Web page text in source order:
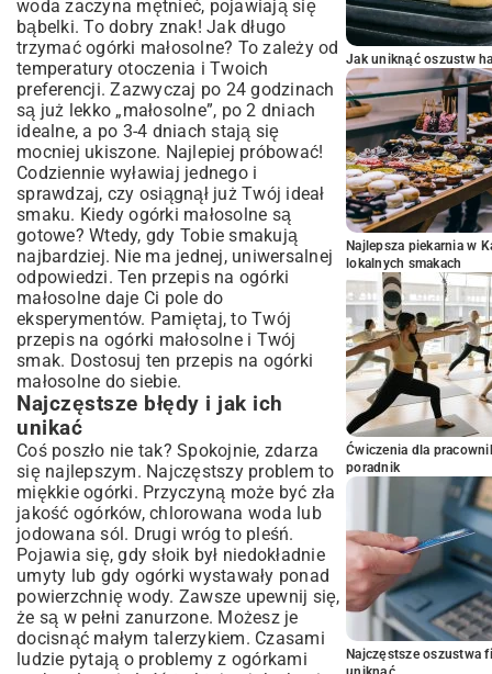
woda zaczyna mętnieć, pojawiają się
bąbelki. To dobry znak! Jak długo
trzymać ogórki małosolne? To zależy od
temperatury otoczenia i Twoich
preferencji. Zazwyczaj po 24 godzinach
są już lekko „małosolne”, po 2 dniach
idealne, a po 3-4 dniach stają się
mocniej ukiszone. Najlepiej próbować!
Codziennie wyławiaj jednego i
sprawdzaj, czy osiągnął już Twój ideał
smaku. Kiedy ogórki małosolne są
gotowe? Wtedy, gdy Tobie smakują
najbardziej. Nie ma jednej, uniwersalnej
odpowiedzi. Ten przepis na ogórki
małosolne daje Ci pole do
eksperymentów. Pamiętaj, to Twój
przepis na ogórki małosolne i Twój
smak. Dostosuj ten przepis na ogórki
małosolne do siebie.
Najczęstsze błędy i jak ich
unikać
Coś poszło nie tak? Spokojnie, zdarza
się najlepszym. Najczęstszy problem to
miękkie ogórki. Przyczyną może być zła
jakość ogórków, chlorowana woda lub
jodowana sól. Drugi wróg to pleśń.
Pojawia się, gdy słoik był niedokładnie
umyty lub gdy ogórki wystawały ponad
powierzchnię wody. Zawsze upewnij się,
że są w pełni zanurzone. Możesz je
docisnąć małym talerzykiem. Czasami
ludzie pytają o problemy z ogórkami
Jak uniknąć oszustw
Najlepsza piekarnia w
lokalnych smakach
Ćwiczenia dla
poradnik
Najczęstsze oszustwa